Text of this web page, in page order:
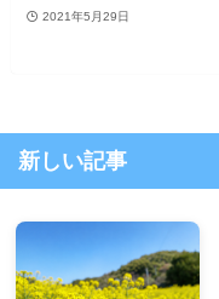
2021年5月29日
新しい記事